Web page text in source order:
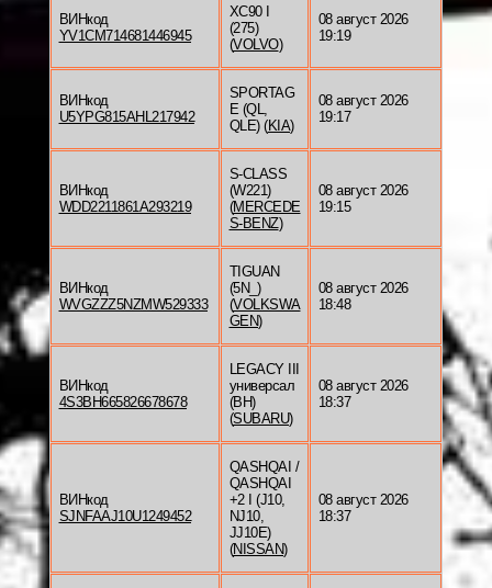
ВИНкод
YV1CM714681446945
XC90 I
(275)
(VOLVO)
08 август 2026
19:19
ВИНкод
U5YPG815AHL217942
SPORTAG
E (QL,
QLE) (KIA)
08 август 2026
19:17
ВИНкод
WDD2211861A293219
S-CLASS
(W221)
(MERCEDE
S-BENZ)
08 август 2026
19:15
ВИНкод
WVGZZZ5NZMW529333
TIGUAN
(5N_)
(VOLKSWA
GEN)
08 август 2026
18:48
ВИНкод
4S3BH665826678678
LEGACY III
универсал
(BH)
(SUBARU)
08 август 2026
18:37
ВИНкод
SJNFAAJ10U1249452
QASHQAI /
QASHQAI
+2 I (J10,
NJ10,
JJ10E)
(NISSAN)
08 август 2026
18:37